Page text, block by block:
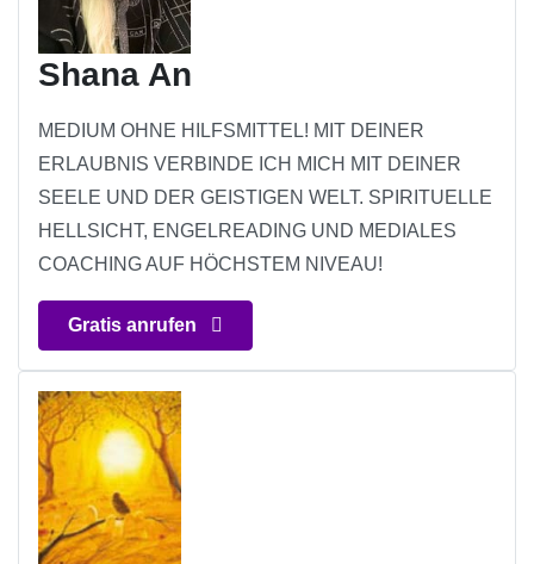
Shana An
MEDIUM OHNE HILFSMITTEL! MIT DEINER
ERLAUBNIS VERBINDE ICH MICH MIT DEINER
SEELE UND DER GEISTIGEN WELT. SPIRITUELLE
HELLSICHT, ENGELREADING UND MEDIALES
COACHING AUF HÖCHSTEM NIVEAU!
Gratis anrufen